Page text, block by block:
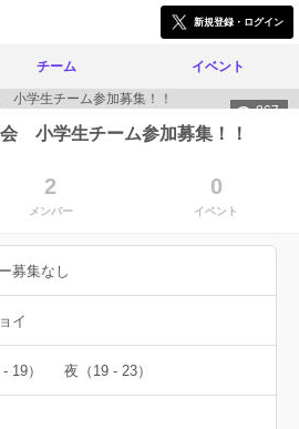
新規登録・ログイン
チーム イベント
867
小学生チーム参加募集！！
2
メンバー
0
イベント
募集なし
イ
19） 夜（19 - 23）